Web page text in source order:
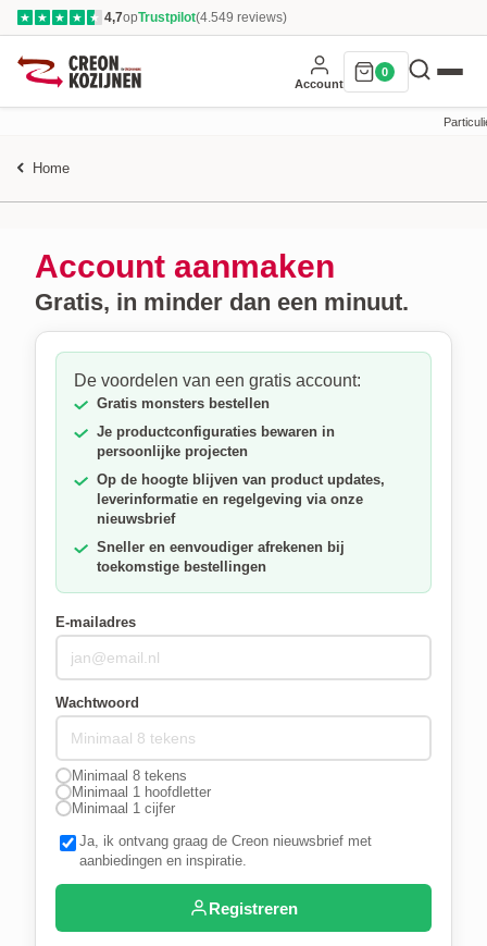
★ ★ ★ ★ ★ 4,7opTrustpilot(4.549 reviews)
Account
0
Home
Account aanmaken
Gratis, in minder dan een minuut.
De voordelen van een gratis account:
Gratis monsters bestellen
Je productconfiguraties bewaren in
persoonlijke projecten
Op de hoogte blijven van product updates,
leverinformatie en regelgeving via onze
nieuwsbrief
Sneller en eenvoudiger afrekenen bij
toekomstige bestellingen
E-mailadres
Wachtwoord
Minimaal 8 tekens
Minimaal 1 hoofdletter
Minimaal 1 cijfer
Ja, ik ontvang graag de Creon nieuwsbrief met
aanbiedingen en inspiratie.
Registreren